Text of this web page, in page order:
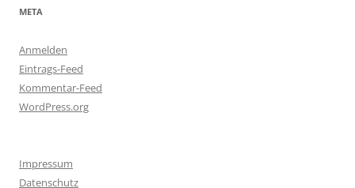
META
Anmelden
Eintrags-Feed
Kommentar-Feed
WordPress.org
Impressum
Datenschutz